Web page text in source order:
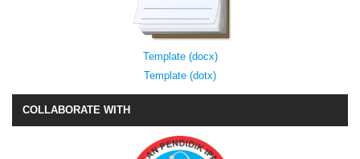
Template (docx)
Template (dotx)
COLLABORATE WITH